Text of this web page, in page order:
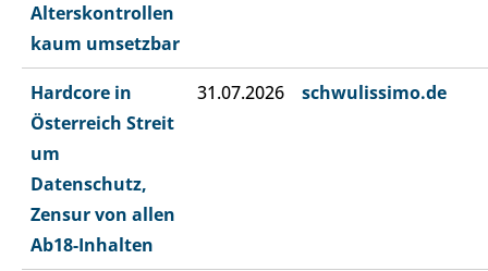
Alterskontrollen
kaum umsetzbar
Hardcore in
Österreich Streit
um
Datenschutz,
Zensur von allen
Ab18-Inhalten
31.07.2026 schwulissimo.de